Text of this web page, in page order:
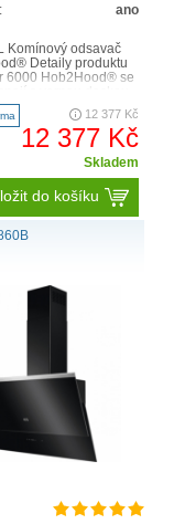
ano
Komínový odsavač
Detaily produktu
6000 Hob2Hood® se
varnou d..
12 377 Kč
12 377 Kč
Skladem
do košíku